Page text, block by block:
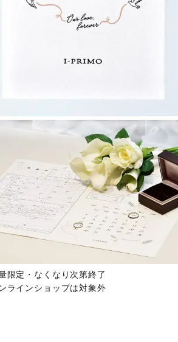
限定・なくなり次第終了
ラインショップは対象外